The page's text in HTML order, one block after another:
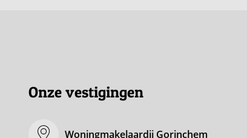
Onze vestigingen
Woningmakelaardij Gorinchem